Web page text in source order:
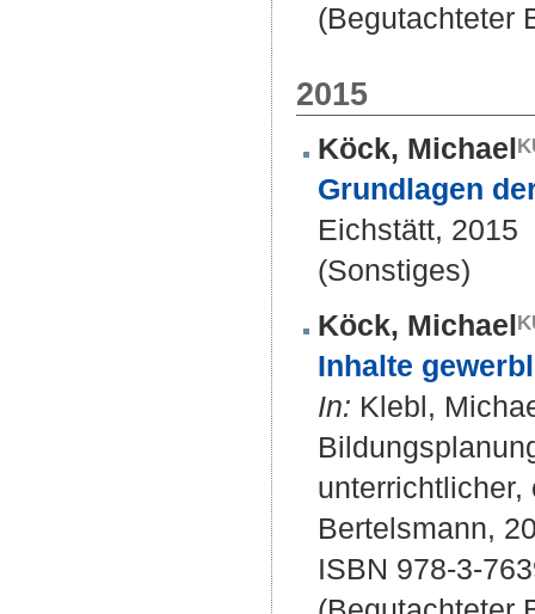
(Begutachteter
2015
Köck, Michael
Grundlagen
Eichstätt, 2015
(Sonstiges)
Köck, Michael
Inhalte
In: Klebl,
Bertelsmann,
ISBN 978-3-